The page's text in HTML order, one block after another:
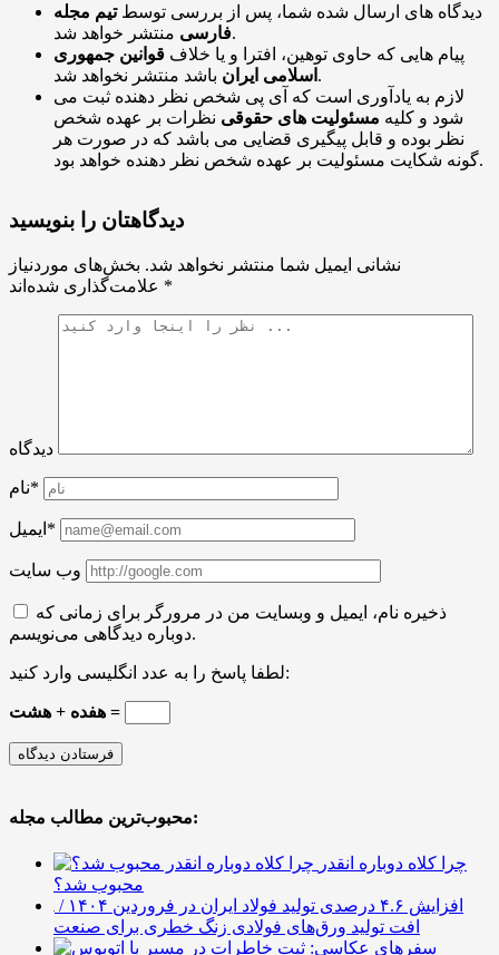
دیدگاه های ارسال شده شما، پس از بررسی توسطتیم مجله
فارسیمنتشر خواهد شد.
پیام هایی که حاوی توهین، افترا و یا خلاف قوانین جمهوری
اسلامی ایران باشد منتشر نخواهد شد.
لازم به یادآوری است که آی پی شخص نظر دهنده ثبت می
شود و کلیه مسئولیت های حقوقی نظرات بر عهده شخص
نظر بوده و قابل پیگیری قضایی می باشد که در صورت هر
گونه شکایت مسئولیت بر عهده شخص نظر دهنده خواهد بود.
دیدگاهتان را بنویسید
نشانی ایمیل شما منتشر نخواهد شد. بخش‌های موردنیاز
*
دیدگاه
نام*
ایمیل*
وب سایت
ذخیره نام، ایمیل و وبسایت من در مرورگر برای زمانی که
دوباره دیدگاهی می‌نویسم.
لطفا پاسخ را به عدد انگلیسی وارد کنید:
هفده + هشت =
محبوب‌ترین مطالب مجله:
چرا کلاه دوباره انقدر
محبوب شد؟
افزایش ۴.۶ درصدی تولید فولاد ایران در فروردین ۱۴۰۴ /
افت تولید ورق‌های فولادی زنگ خطری برای صنعت